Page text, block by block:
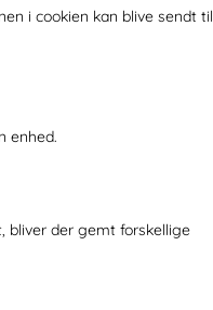
i cookien kan blive sendt til
enhed.
bliver der gemt forskellige